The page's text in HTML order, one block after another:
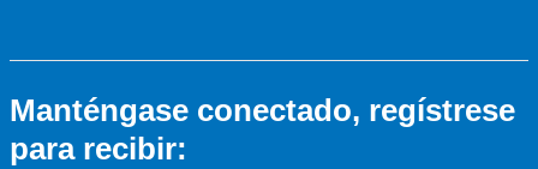
Manténgase conectado, regístrese
para recibir: